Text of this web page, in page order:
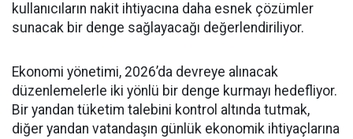
kullanıcıların nakit ihtiyacına daha esnek çözümler
sunacak bir denge sağlayacağı değerlendiriliyor.
Ekonomi yönetimi, 2026’da devreye alınacak
düzenlemelerle iki yönlü bir denge kurmayı hedefliyor.
Bir yandan tüketim talebini kontrol altında tutmak,
diğer yandan vatandaşın günlük ekonomik ihtiyaçlarına